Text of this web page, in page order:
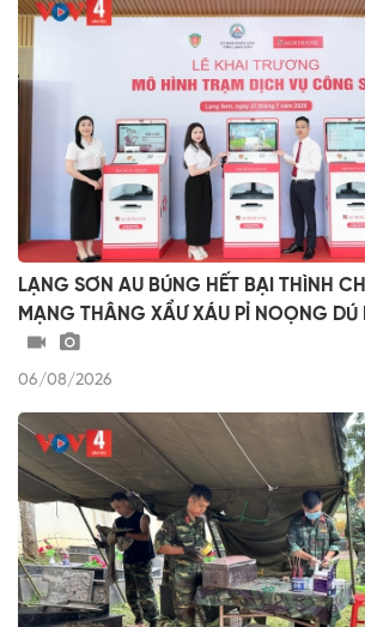
LẠNG SƠN AU BÚNG HẾT BẠI THÌNH
MẠNG THÂNG XẨƯ XÁU PỈ NOỌNG DÚ
06/08/2026